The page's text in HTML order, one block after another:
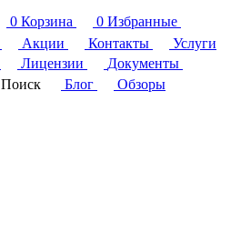
0 Корзина 0 Избранные
Акции Контакты
Услуги
Лицензии
Документы
Поиск Блог
Обзоры